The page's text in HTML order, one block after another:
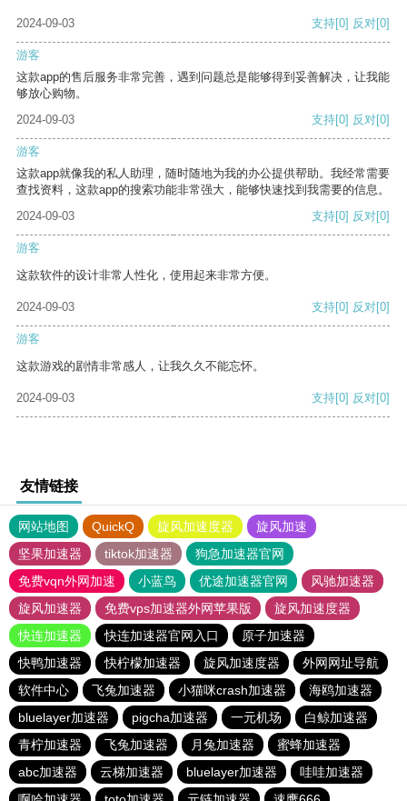
2024-09-03 支持[0] 反对[0]
游客
这款app的售后服务非常完善，遇到问题总是能够得到妥善解决，让我能
够放心购物。
2024-09-03
支持[0] 反对[0]
游客
这款app就像我的私人助理，随时随地为我的办公提供帮助。我经常需要
查找资料，这款app的搜索功能非常强大，能够快速找到我需要的信息。
2024-09-03
支持[0] 反对[0]
游客
这款软件的设计非常人性化，使用起来非常方便。
2024-09-03 支持[0] 反对[0]
游客
这款游戏的剧情非常感人，让我久久不能忘怀。
2024-09-03 支持[0] 反对[0]
友情链接
网站地图 QuickQ 旋风加速度器
旋风加速
坚果加速器
tiktok加速器
狗急加速器官网
免费vqn外网加速
小蓝鸟 优途加速器官网
风驰加速器
旋风加速器
免费vps加速器外网苹果版
旋风加速度器
快连加速器
快连加速器官网入口
原子加速器
快鸭加速器
快柠檬加速器 旋风加速度器
外网网址导航
软件中心
飞兔加速器 小猫咪crash加速器
海鸥加速器
bluelayer加速器
pigcha加速器 一元机场
白鲸加速器
青柠加速器
飞兔加速器 月兔加速器
蜜蜂加速器
abc加速器
云梯加速器 bluelayer加速器
哇哇加速器